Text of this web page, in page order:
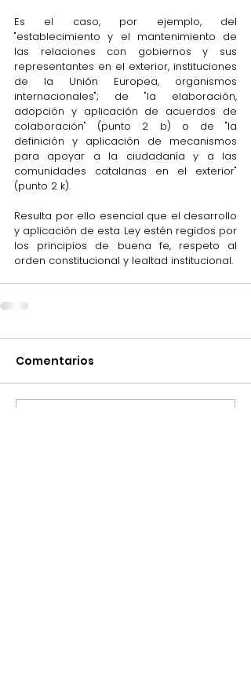
Es el caso, por ejemplo, del
"establecimiento y el mantenimiento de
las relaciones con gobiernos y sus
representantes en el exterior, instituciones
de la Unión Europea, organismos
internacionales"; de "la elaboración,
adopción y aplicación de acuerdos de
colaboración" (punto 2 b) o de "la
definición y aplicación de mecanismos
para apoyar a la ciudadanía y a las
comunidades catalanas en el exterior"
(punto 2 k).
Resulta por ello esencial que el desarrollo
y aplicación de esta Ley estén regidos por
los principios de buena fe, respeto al
orden constitucional y lealtad institucional.
Comentarios